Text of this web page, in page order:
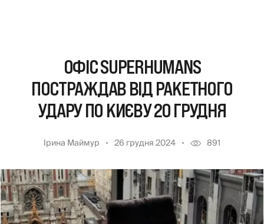
ОФІС SUPERHUMANS
ПОСТРАЖДАВ ВІД РАКЕТНОГО
УДАРУ ПО КИЄВУ 20 ГРУДНЯ
Ірина Маймур 26 грудня 2024 891